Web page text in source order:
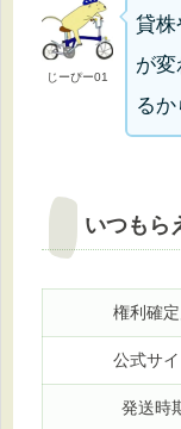
じーぴー01
貸
が
るか
いつもら
権利確定
公式サイ
発送時